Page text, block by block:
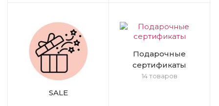
SALE
Подарочные
сертификаты
14 товаров